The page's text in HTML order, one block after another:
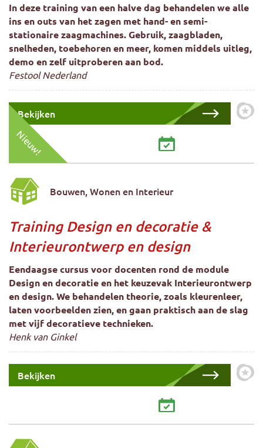
Nieuw!
In deze training van een halve dag behandelen we alle
ins en outs van het zagen met hand- en semi-
stationaire zaagmachines. Gebruik, zaagbladen,
snelheden, toebehoren en meer, komen middels uitleg,
demo en zelf uitproberen aan bod.
Festool Nederland
Bekijken Zet
Bouwen, Wonen en Interieur
Training Design en decoratie &
Interieurontwerp en design
Eendaagse cursus voor docenten rond de module
Design en decoratie en het keuzevak Interieurontwerp
en design. We behandelen theorie, zoals kleurenleer,
laten voorbeelden zien, en gaan praktisch aan de slag
met vijf decoratieve technieken.
Henk van Ginkel
Bekijken Zet